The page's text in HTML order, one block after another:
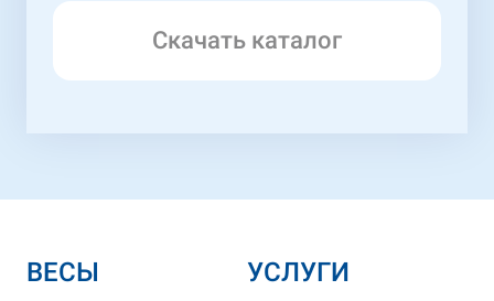
Скачать каталог
ВЕСЫ УСЛУГИ